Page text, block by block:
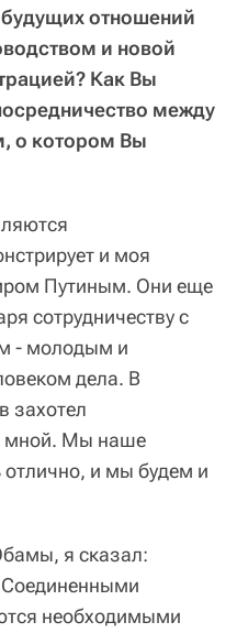
отношений
и новой
Как Вы
между
о котором Вы
и моя
Путиным. Они еще
сотрудничеству с
- молодым и
дела. В
захотел
мной. Мы наше
отлично, и мы будем и
я сказал:
Соединенными
необходимыми